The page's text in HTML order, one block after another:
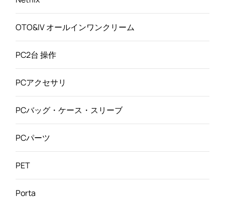
OTO&IV オールインワンクリーム
PC2台 操作
PCアクセサリ
PCバッグ・ケース・スリーブ
PCパーツ
PET
Porta